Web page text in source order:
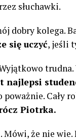
słuchawki.
dobry kolega.
się uczyć, jeśli
najlepsi
poważnie. Cały
Piotrka.
Mówi, że nie